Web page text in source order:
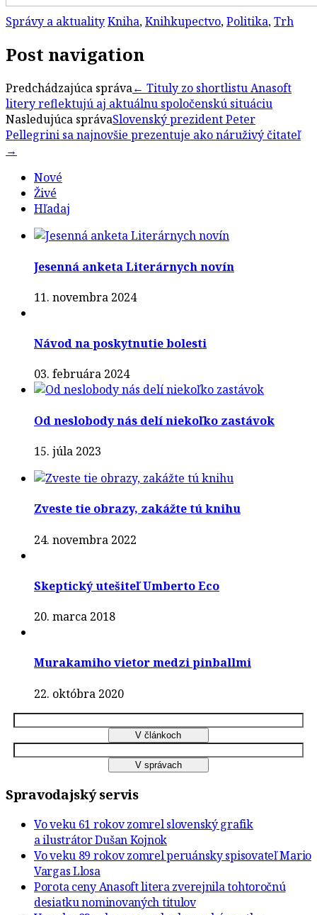
Správy a aktualityKniha,Knihkupectvo,Politika,Trh
Post navigation
Predchádzajúca správa← Tituly zo shortlistu Anasoft
litery reflektujú aj aktuálnu spoločenskú situáciu
Nasledujúca správaSlovenský prezident Peter
Pellegrini sa najnovšie prezentuje ako náruživý čitateľ
→
Nové
Živé
Hľadaj
Jesenná anketa Literárnych novín
11. novembra 2024
Návod na poskytnutie bolesti
03. februára 2024
Od neslobody nás delí niekoľko zastávok
15. júla 2023
Zveste tie obrazy, zakážte tú knihu
24. novembra 2022
Skeptický utešiteľ Umberto Eco
20. marca 2018
Murakamiho vietor medzi pinballmi
22. októbra 2020
Spravodajský servis
Vo veku 61 rokov zomrel slovenský grafik
a ilustrátor Dušan Kojnok
Vo veku 89 rokov zomrel peruánsky spisovateľ Mario
Vargas Llosa
Porota ceny Anasoft litera zverejnila tohtoročnú
desiatku nominovaných titulov